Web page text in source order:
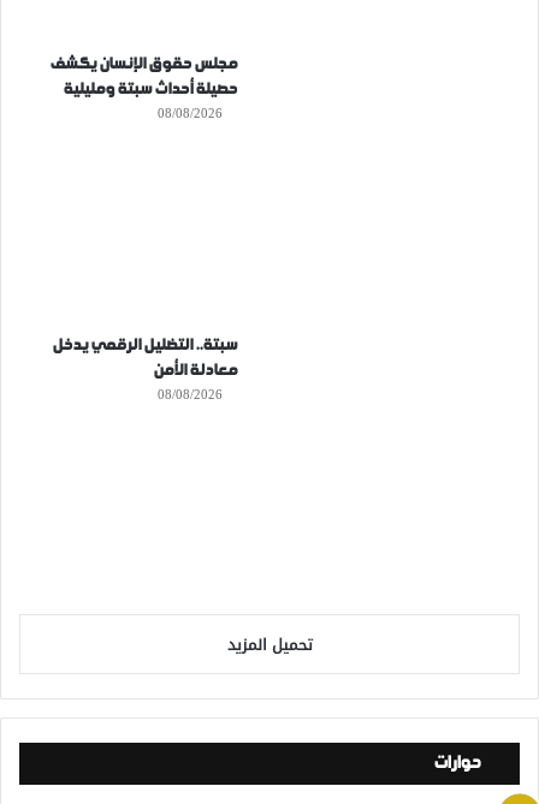
مجلس حقوق الإنسان يكشف
حصيلة أحداث سبتة ومليلية
08/08/2026
سبتة.. التضليل الرقمي يدخل
معادلة الأمن
08/08/2026
تحميل المزيد
حوارات